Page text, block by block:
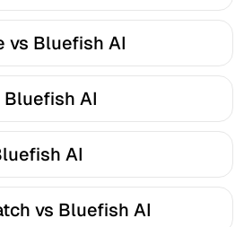
vs Bluefish AI
AI
AI
vs Bluefish AI